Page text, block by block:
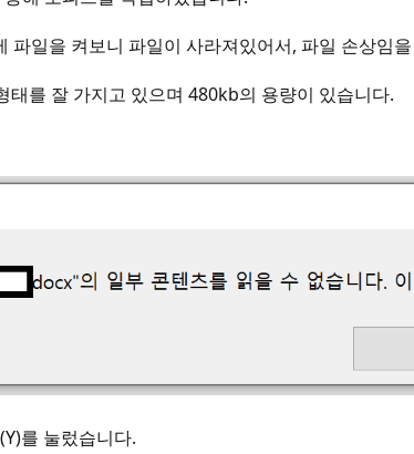
파일을 켜보니 파일이 사라져있어서, 파일 손상임
태를 잘 가지고 있으며 480kb의 용량이 있습니다.
를 눌렀습니다.